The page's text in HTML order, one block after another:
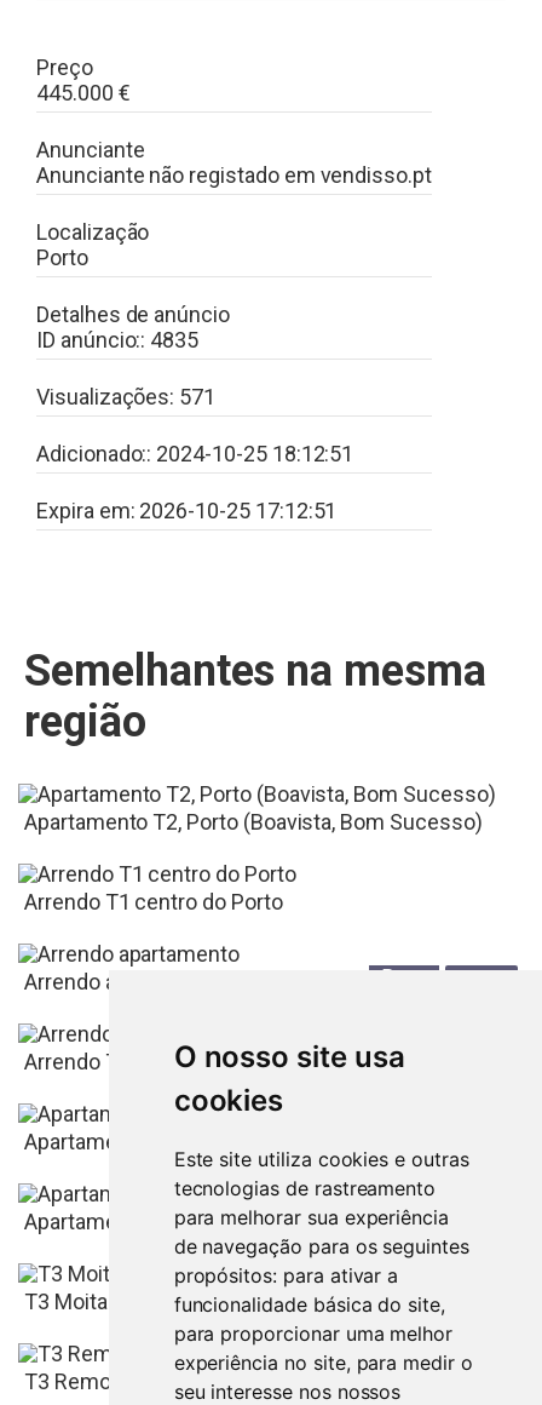
O nosso site usa
cookies
Este site utiliza cookies e outras
tecnologias de rastreamento
para melhorar sua experiência
de navegação para os seguintes
propósitos: para ativar a
funcionalidade básica do site,
para proporcionar uma melhor
experiência no site, para medir o
seu interesse nos nossos
Preço
445.000 €
Anunciante
Anunciante não registado em vendisso.pt
Localização
Porto
Detalhes de anúncio
ID anúncio:: 4835
Visualizações: 571
Adicionado:: 2024-10-25 18:12:51
Expira em: 2026-10-25 17:12:51
Semelhantes na mesma
região
Apartamento T2, Porto (Boavista, Bom Sucesso)
Porto
Arrendo T1 centro do Porto
Arrendo apartamento
Arrendo T2 +1 Cascais - Condominio Scala
Lisboa 3.250
Apartamento para arrendar na Póvoa de Santa Iria
Lisboa
Apartamento T2 (Av. da República)
Porto
T3 Moita
T3 Remodelado em Vila Nova de Gaia